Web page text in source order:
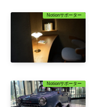
Notionサポーター
Notionサポーター